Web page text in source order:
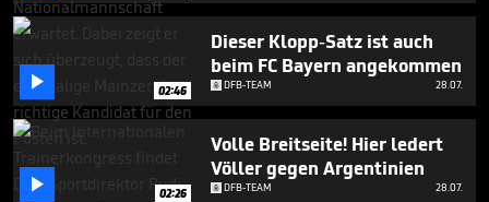
 02:46
Dieser Klopp-Satz ist auch
beim FC Bayern angekommen
DFB-TEAM 28.07.
 02:26
Volle Breitseite! Hier ledert
Völler gegen Argentinien
DFB-TEAM 28.07.